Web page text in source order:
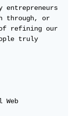
entrepreneurs
through, or
refining our
truly
Web